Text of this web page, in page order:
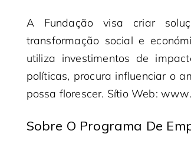
A Fundação visa criar
transformação social e
utiliza investimentos de
políticas, procura influenciar o
possa florescer. Sítio Web:
Sobre O Programa De